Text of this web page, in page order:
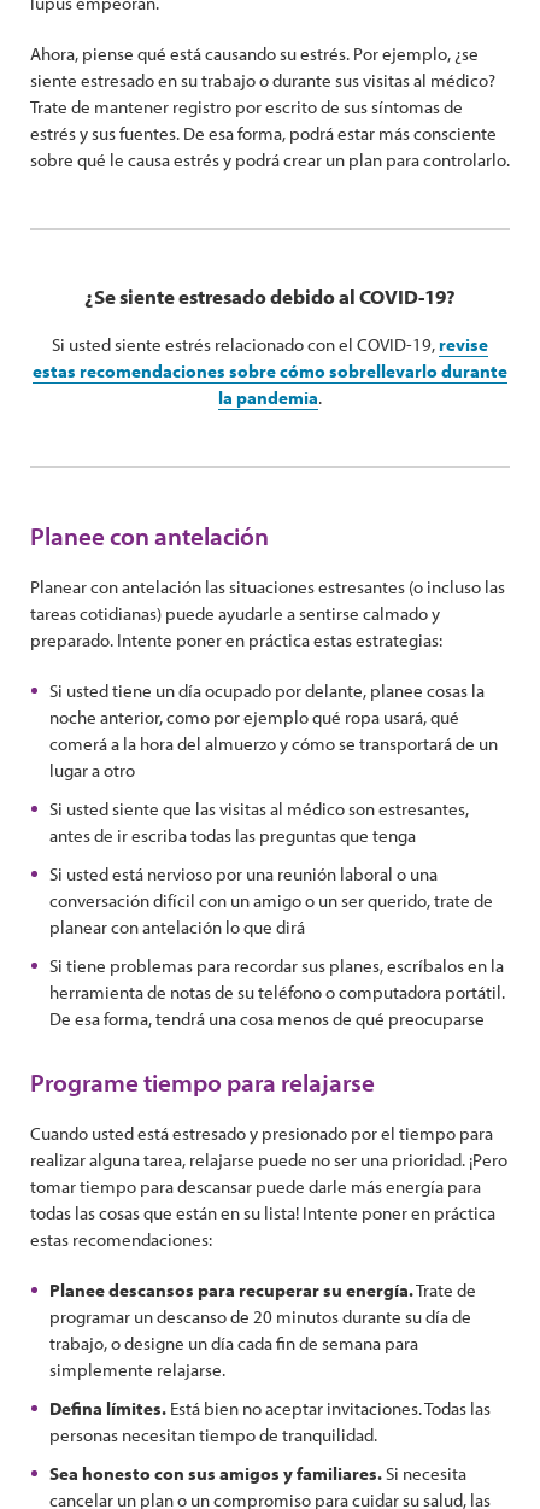
Ahora, piense qué está causando su estrés. Por ejemplo, ¿se
siente estresado en su trabajo o durante sus visitas al médico?
Trate de mantener registro por escrito de sus síntomas de
estrés y sus fuentes. De esa forma, podrá estar más consciente
sobre qué le causa estrés y podrá crear un plan para controlarlo.
¿Se siente estresado debido al COVID-19?
Si usted siente estrés relacionado con el COVID-19,revise
estas recomendaciones sobre cómo sobrellevarlo durante
la pandemia.
Planee con antelación
Planear con antelación las situaciones estresantes (o incluso las
tareas cotidianas) puede ayudarle a sentirse calmado y
preparado. Intente poner en práctica estas estrategias:
Si usted tiene un día ocupado por delante, planee cosas la
noche anterior, como por ejemplo qué ropa usará, qué
comerá a la hora del almuerzo y cómo se transportará de un
lugar a otro
Si usted siente que las visitas al médico son estresantes,
antes de ir escriba todas las preguntas que tenga
Si usted está nervioso por una reunión laboral o una
conversación difícil con un amigo o un ser querido, trate de
planear con antelación lo que dirá
Si tiene problemas para recordar sus planes, escríbalos en la
herramienta de notas de su teléfono o computadora portátil.
De esa forma, tendrá una cosa menos de qué preocuparse
Programe tiempo para relajarse
Cuando usted está estresado y presionado por el tiempo para
realizar alguna tarea, relajarse puede no ser una prioridad. ¡Pero
tomar tiempo para descansar puede darle más energía para
todas las cosas que están en su lista! Intente poner en práctica
estas recomendaciones:
Planee descansos para recuperar su energía.Trate de
programar un descanso de 20 minutos durante su día de
trabajo, o designe un día cada fin de semana para
simplemente relajarse.
Defina límites. Está bien no aceptar invitaciones. Todas las
personas necesitan tiempo de tranquilidad.
Sea honesto con sus amigos y familiares.Si necesita
cancelar un plan o un compromiso para cuidar su salud, las